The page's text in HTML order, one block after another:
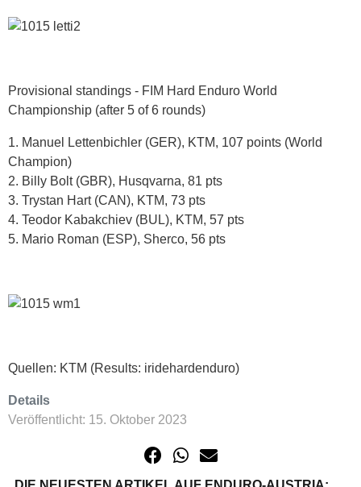
Provisional standings - FIM Hard Enduro World
Championship (after 5 of 6 rounds)
1. Manuel Lettenbichler (GER), KTM, 107 points (World
Champion)
2. Billy Bolt (GBR), Husqvarna, 81 pts
3. Trystan Hart (CAN), KTM, 73 pts
4. Teodor Kabakchiev (BUL), KTM, 57 pts
5. Mario Roman (ESP), Sherco, 56 pts
Quellen: KTM (Results: iridehardenduro)
Details
Veröffentlicht: 15. Oktober 2023